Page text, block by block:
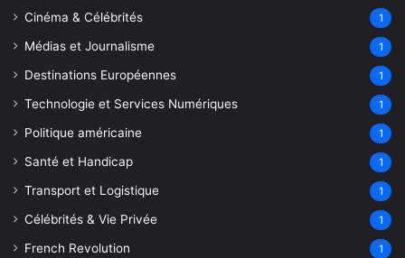
Cinéma & Célébrités 1
Médias et Journalisme 1
Destinations Européennes 1
Technologie et Services Numériques 1
Politique américaine 1
Santé et Handicap 1
Transport et Logistique 1
Célébrités & Vie Privée 1
French Revolution 1